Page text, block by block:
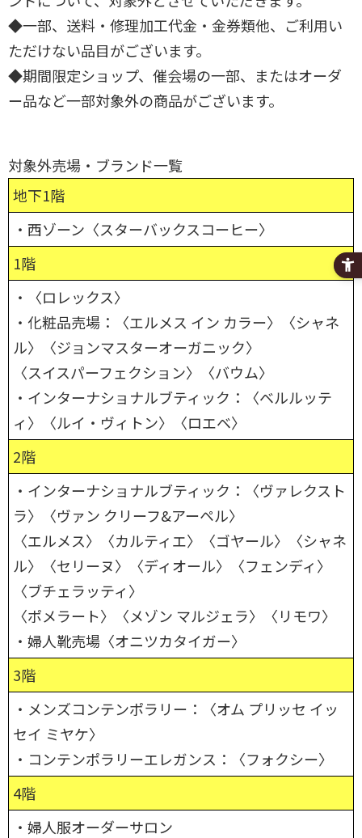
◆一部、送料・修理加工代金・金券類他、ご利用い
ただけない品目がございます。
◆期間限定ショップ、催会場の一部、またはオーダ
ー品など一部対象外の商品がございます。
対象外売場・ブランド一覧
地下1階
・西ゾーン〈スターバックスコーヒー〉
1階
・〈ロレックス〉
・化粧品売場：〈エルメス イン カラー〉〈シャネ
ル〉〈ジョンマスターオーガニック〉
〈スイスパーフェクション〉〈バウム〉
・インターナショナルブティック：〈ベルルッテ
ィ〉〈ルイ・ヴィトン〉〈ロエベ〉
2階
・インターナショナルブティック：〈ヴァレクスト
ラ〉〈ヴァン クリーフ&アーペル〉
〈エルメス〉〈カルティエ〉〈ゴヤール〉〈シャネ
ル〉〈セリーヌ〉〈ディオール〉〈フェンディ〉
〈ブチェラッティ〉
〈ポメラート〉〈メゾン マルジェラ〉〈リモワ〉
・婦人靴売場〈オニツカタイガー〉
3階
・メンズコンテンポラリー：〈オム プリッセ イッ
セイ ミヤケ〉
・コンテンポラリーエレガンス：〈フォクシー〉
4階
・婦人服オーダーサロン